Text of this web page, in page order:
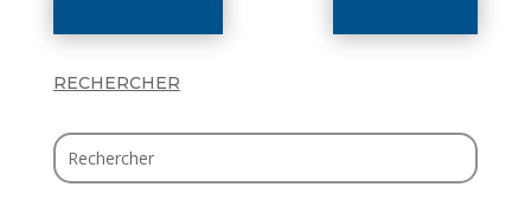
RECHERCHER